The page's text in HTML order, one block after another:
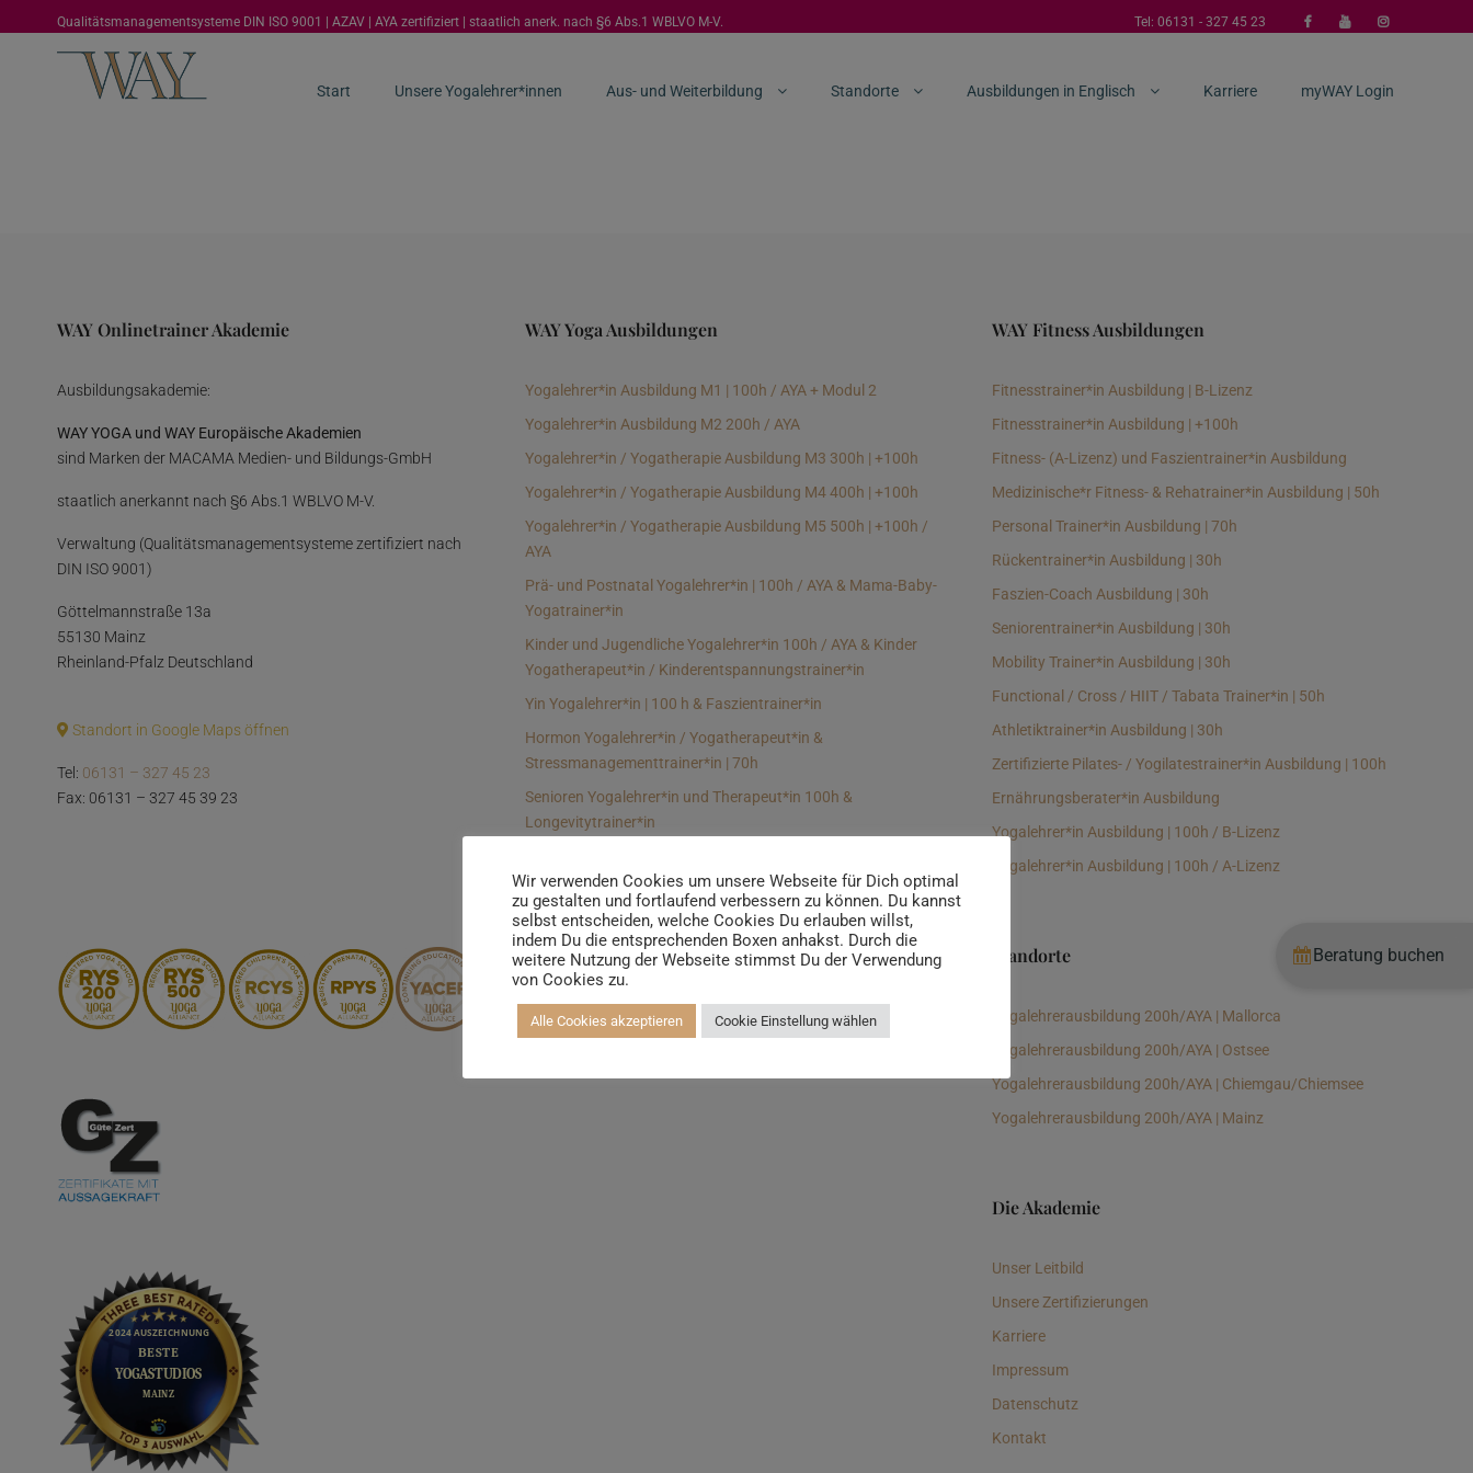
Qualitätsmanagementsysteme DIN ISO 9001 | AZAV | AYA zertifiziert | staatlich anerk. nach §6 Abs.1 WBLVO M-V. Tel: 06131 - 327 45 23
Start Unsere Yogalehrer*innen Aus- und Weiterbildung Standorte Ausbildungen in Englisch Karriere myWAY Login
WAY Onlinetrainer Akademie
Ausbildungsakademie:
WAY YOGA und WAY Europäische Akademien
sind Marken der MACAMA Medien- und Bildungs-GmbH
staatlich anerkannt nach §6 Abs.1 WBLVO M-V.
Verwaltung (Qualitätsmanagementsysteme zertifiziert nach
DIN ISO 9001)
Göttelmannstraße 13a
55130 Mainz
Rheinland-Pfalz Deutschland
Standort in Google Maps öffnen
Tel: 06131 – 327 45 23
Fax: 06131 – 327 45 39 23
WAY Yoga Ausbildungen
Yogalehrer*in Ausbildung M1 | 100h / AYA + Modul 2
Yogalehrer*in Ausbildung M2 200h / AYA
Yogalehrer*in / Yogatherapie Ausbildung M3 300h | +100h
Yogalehrer*in / Yogatherapie Ausbildung M4 400h | +100h
Yogalehrer*in / Yogatherapie Ausbildung M5 500h | +100h /
AYA
Prä- und Postnatal Yogalehrer*in | 100h / AYA & Mama-Baby-
Yogatrainer*in
Kinder und Jugendliche Yogalehrer*in 100h / AYA & Kinder
Yogatherapeut*in / Kinderentspannungstrainer*in
Yin Yogalehrer*in | 100 h & Faszientrainer*in
Hormon Yogalehrer*in / Yogatherapeut*in &
Stressmanagementtrainer*in | 70h
Senioren Yogalehrer*in und Therapeut*in 100h &
Longevitytrainer*in
Meditationsleiter*in | 50h & Achtsamkeitstrainer*in
Yoga Alignmenttrainer*in | 40h
Yoga Hilfsmitteltrainer*in Ausbildung | 10 h
WAY Fitness Ausbildungen
Fitnesstrainer*in Ausbildung | B-Lizenz
Fitnesstrainer*in Ausbildung | +100h
Fitness- (A-Lizenz) und Faszientrainer*in Ausbildung
Medizinische*r Fitness- & Rehatrainer*in Ausbildung | 50h
Personal Trainer*in Ausbildung | 70h
Rückentrainer*in Ausbildung | 30h
Faszien-Coach Ausbildung | 30h
Seniorentrainer*in Ausbildung | 30h
Mobility Trainer*in Ausbildung | 30h
Functional / Cross / HIIT / Tabata Trainer*in | 50h
Athletiktrainer*in Ausbildung | 30h
Zertifizierte Pilates- / Yogilatestrainer*in Ausbildung | 100h
Ernährungsberater*in Ausbildung
Yogalehrer*in Ausbildung | 100h / B-Lizenz
Yogalehrer*in Ausbildung | 100h / A-Lizenz
Standorte
Yogalehrerausbildung 200h/AYA | Mallorca
Yogalehrerausbildung 200h/AYA | Ostsee
Yogalehrerausbildung 200h/AYA | Chiemgau/Chiemsee
Yogalehrerausbildung 200h/AYA | Mainz
Die Akademie
Unser Leitbild
Unsere Zertifizierungen
Karriere
Impressum
Datenschutz
Kontakt
Wir verwenden Cookies um unsere Webseite für Dich optimal
zu gestalten und fortlaufend verbessern zu können. Du kannst
selbst entscheiden, welche Cookies Du erlauben willst,
indem Du die entsprechenden Boxen anhakst. Durch die
weitere Nutzung der Webseite stimmst Du der Verwendung
von Cookies zu.
Alle Cookies akzeptieren Cookie Einstellung wählen
Beratung buchen